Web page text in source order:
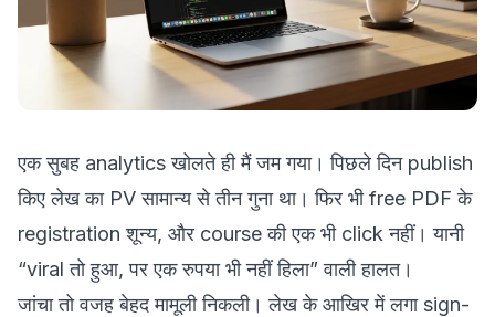
एक सुबह analytics खोलते ही मैं जम गया। पिछले दिन publish
किए लेख का PV सामान्य से तीन गुना था। फिर भी free PDF के
registration शून्य, और course की एक भी click नहीं। यानी
“viral तो हुआ, पर एक रुपया भी नहीं हिला” वाली हालत।
जांचा तो वजह बेहद मामूली निकली। लेख के आखिर में लगा sign-